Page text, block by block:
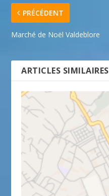
PRÉCÉDENT
Marché de Noël Valdeblore
ARTICLES SIMILAIRES